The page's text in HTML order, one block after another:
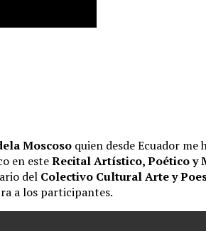
Moscoso quien desde Ecuador
en esteRecital Artístico, Poético y
del Colectivo Cultural Arte y
a los participantes.